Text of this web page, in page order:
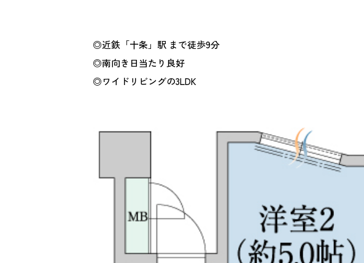
◎近鉄「十条」駅 まで徒歩9分
◎南向き日当たり良好
◎ワイドリビングの3LDK